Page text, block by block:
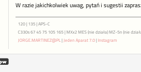
W razie jakichkolwiek uwag, pytań i sugestii
120 | 135 | APS-C
C330s 67 45 75 105 165 | MXx2 MES (nie działa) MZ-5n (nie
JORGE.MARTINEZ@PL| Jeden Aparat 7.0|Instagram